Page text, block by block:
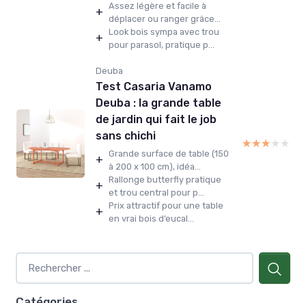
+ Assez légère et facile à
déplacer ou ranger grâce...
+ Look bois sympa avec trou
pour parasol, pratique p...
Deuba
Test Casaria Vanamo
Deuba : la grande table
de jardin qui fait le job
sans chichi
+ Grande surface de table (150
à 200 x 100 cm), idéa...
+ Rallonge butterfly pratique
et trou central pour p...
+ Prix attractif pour une table
en vrai bois d’eucal...
★★★★★
★★★★★